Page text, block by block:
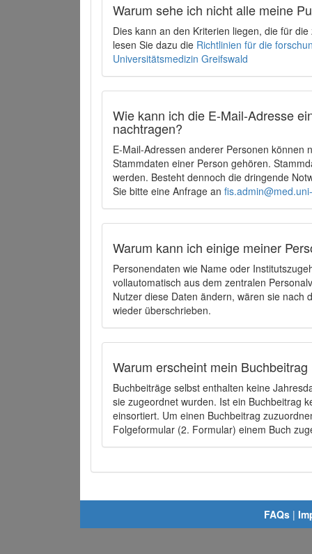
Warum sehe ich nicht alle meine
Dies kann an den Kriterien liegen, die für
lesen Sie dazu die Richtlinien für die
Universitätsmedizin Greifswald
Wie kann ich die E-Mail-Adresse
nachtragen?
E-Mail-Adressen anderer Personen können
Stammdaten einer Person gehören.
werden. Besteht dennoch die dringende
Sie bitte eine Anfrage an
Warum kann ich einige meiner
Personendaten wie Name oder
vollautomatisch aus dem zentralen
Nutzer diese Daten ändern, wären sie
wieder überschrieben.
Warum erscheint mein
Buchbeiträge selbst enthalten keine
sie zugeordnet wurden. Ist ein Buchbeitrag
einsortiert. Um einen Buchbeitrag
Folgeformular (2. Formular) einem Buch
FAQs |